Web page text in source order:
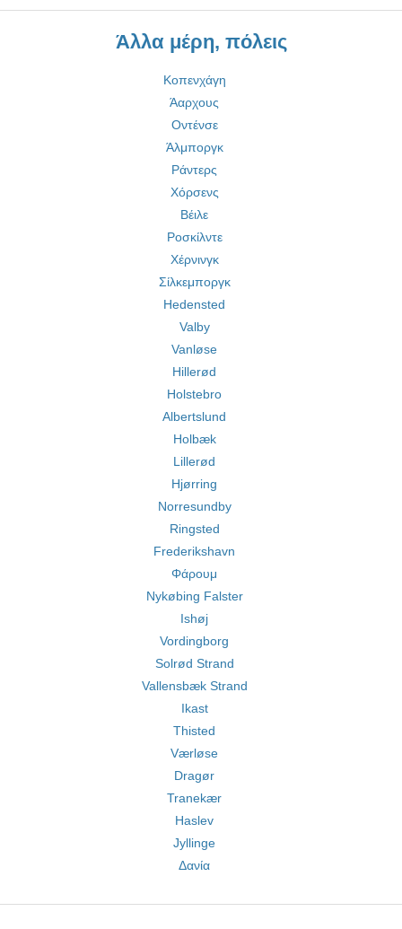
Άλλα μέρη, πόλεις
Κοπενχάγη
Άαρχους
Οντένσε
Άλμποργκ
Ράντερς
Χόρσενς
Βέιλε
Ροσκίλντε
Χέρνινγκ
Σίλκεμποργκ
Hedensted
Valby
Vanløse
Hillerød
Holstebro
Albertslund
Holbæk
Lillerød
Hjørring
Norresundby
Ringsted
Frederikshavn
Φάρουμ
Nykøbing Falster
Ishøj
Vordingborg
Solrød Strand
Vallensbæk Strand
Ikast
Thisted
Værløse
Dragør
Tranekær
Haslev
Jyllinge
Δανία